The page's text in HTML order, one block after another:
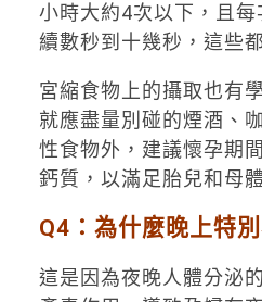
小時大約4次以下，且
續數秒到十幾秒，這些
宮縮食物上的攝取也有
就應盡量別碰的煙酒、
性食物外，建議懷孕期
鈣質，以滿足胎兒和母
Q4：為什麼晚上特
這是因為夜晚人體分泌